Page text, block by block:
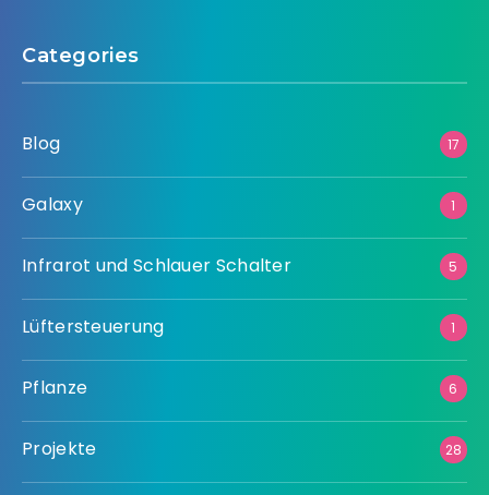
Categories
Blog 17
Galaxy 1
Infrarot und Schlauer Schalter 5
Lüftersteuerung 1
Pflanze 6
Projekte 28